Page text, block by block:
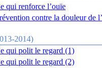
qui renforce l’ouïe
contre la douleur de
2014)
qui polit le regard (1)
qui polit le regard (2)